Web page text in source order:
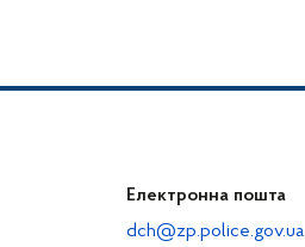
Електронна пошта
dch@zp.police.gov.ua